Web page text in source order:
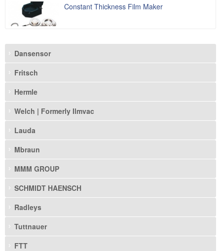
Constant Thickness Film Maker
Dansensor
Fritsch
Hermle
Welch | Formerly Ilmvac
Lauda
Mbraun
MMM GROUP
SCHMIDT HAENSCH
Radleys
Tuttnauer
FTT